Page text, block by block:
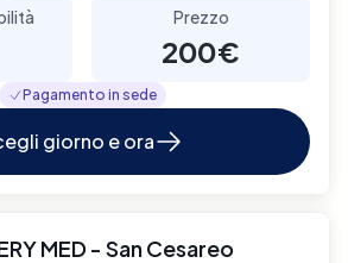
Prezzo
200€
Pagamento in sede
giorno e ora
MED - San Cesareo